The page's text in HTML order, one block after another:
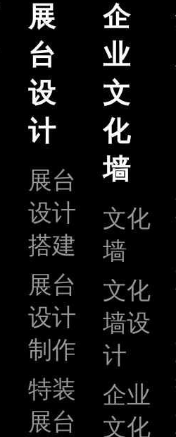
展
台
设
计
展台
设计
搭建
展台
设计
制作
特装
展台
企
业
文
化
墙
文化
墙
文化
墙设
计
企业
文化